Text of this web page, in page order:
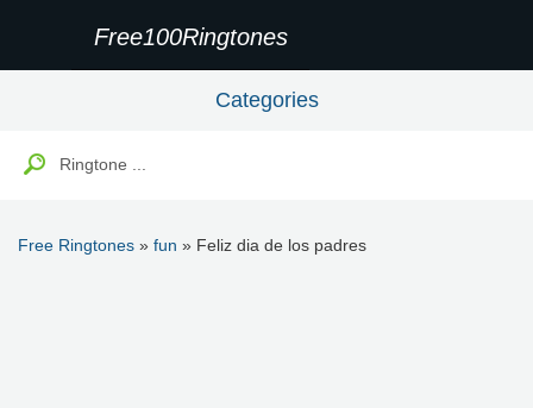
Free100Ringtones
Categories
Free Ringtones » fun » Feliz dia de los padres